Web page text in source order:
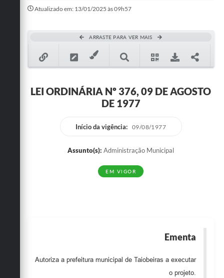
Ouvidoria
Legislação
Conselho Tutelar.
Atualizado em: 13/01/2025 às 09h57
ARRASTE PARA VER MAIS
LEI ORDINÁRIA Nº 376, 09 DE AGOSTO
DE 1977
Início da vigência: 09/08/1977
Assunto(s): Administração Municipal
EM VIGOR
Ementa
Autoriza a prefeitura municipal de Taiobeiras a executar
o projeto.